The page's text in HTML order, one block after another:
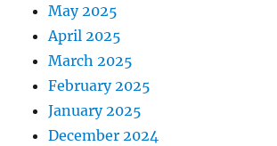
May 2025
April 2025
March 2025
February 2025
January 2025
December 2024